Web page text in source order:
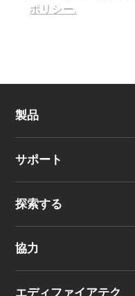
ポリシー.
製品
サポート
探索する
協力
エディファイアテク